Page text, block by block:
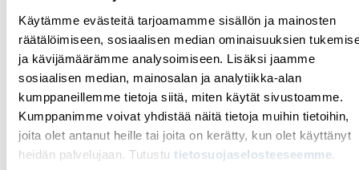
Käytämme evästeitä tarjoamamme sisällön ja mainosten
räätälöimiseen, sosiaalisen median ominaisuuksien
ja kävijämäärämme analysoimiseen. Lisäksi jaamme
sosiaalisen median, mainosalan ja analytiikka-alan
kumppaneillemme tietoja siitä, miten käytät sivustoamme.
Kumppanimme voivat yhdistää näitä tietoja muihin tietoihin,
joita olet antanut heille tai joita on kerätty, kun olet käyttänyt
heidän palvelujaan. Tutustu tietosuojaselosteeseemme
KENTTÄLAITTEET
Tuotekoodi CA4SF9455-
600FS2
KENTTÄLAITTEET
Tuotekoodi
KG32BT106/40KL11V